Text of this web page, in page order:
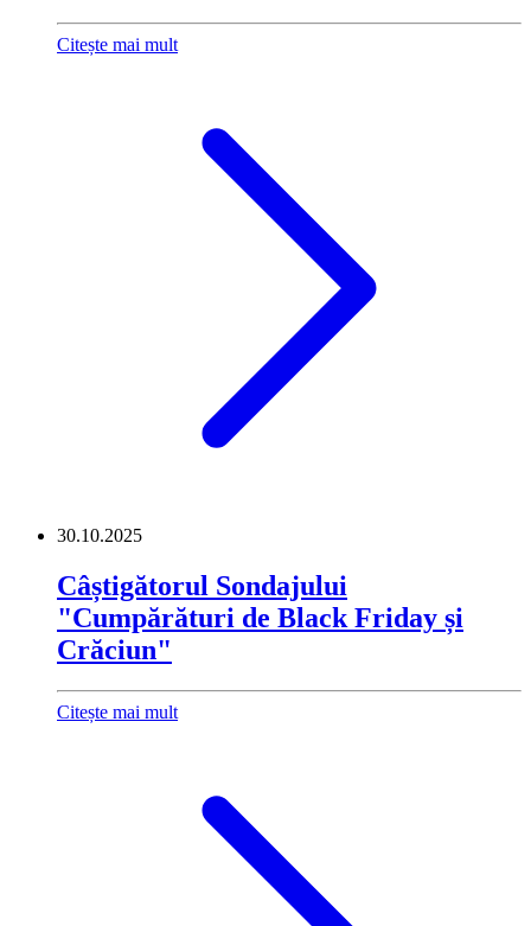
Citește mai mult
30.10.2025
Câștigătorul Sondajului
"Cumpărături de Black Friday și
Crăciun"
Citește mai mult